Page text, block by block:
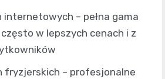
internetowych – pełna gama
w lepszych cenach i z
fryzjerskich – profesjonalne